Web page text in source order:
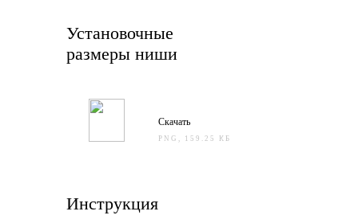
Установочные
размеры ниши
Скачать
PNG, 159.25 КБ
Инструкция